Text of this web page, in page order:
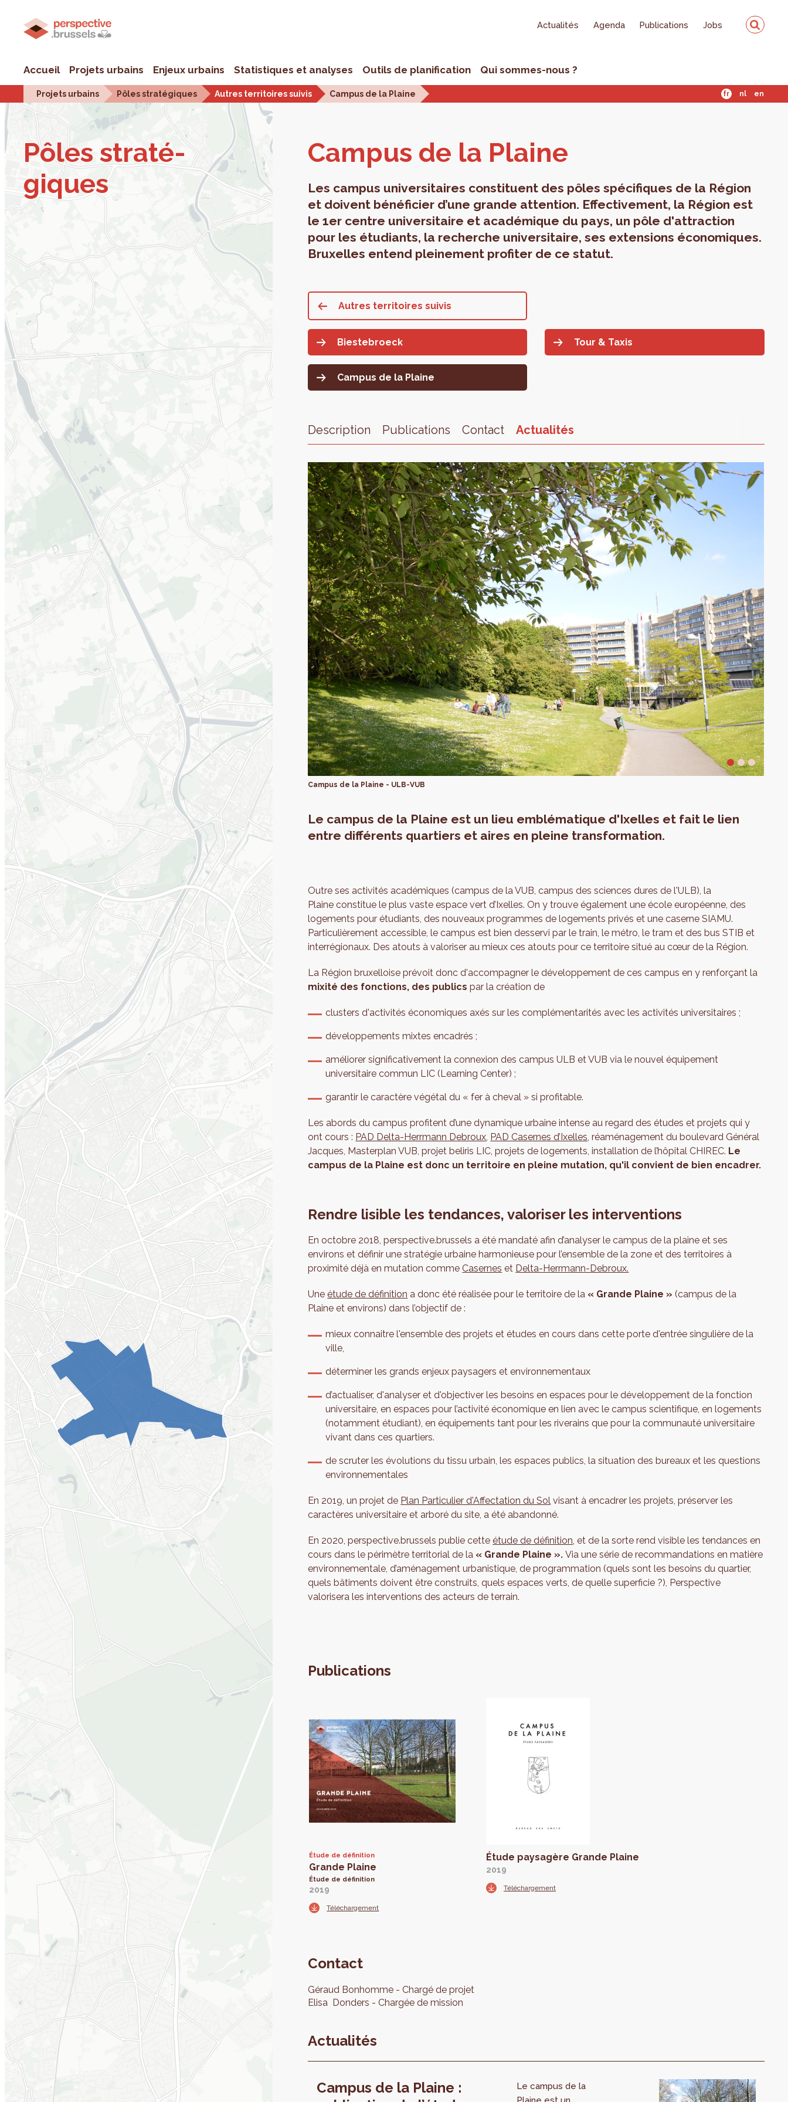
Actualités Agenda Publications Jobs
Accueil Projets urbains Enjeux urbains Statistiques et analyses Outils de planification Qui sommes-nous ?
Projets urbains Pôles stratégiques Autres territoires suivis Campus de la Plaine fr nl en
Pôles stra­té­
giques
Cam­pus de la Plaine
Les campus universitaires constituent des pôles spécifiques de la Région
et doivent bénéficier d’une grande attention. Effectivement, la Région est
le 1er centre universitaire et académique du pays, un pôle d'attraction
pour les étudiants, la recherche universitaire, ses extensions économiques.
Bruxelles entend pleinement profiter de ce statut.
Autres territoires suivis
Biestebroeck Tour & Taxis
Campus de la Plaine
Description Publications Contact Actualités
Campus de la Plaine - ULB-VUB
Le campus de la Plaine est un lieu emblématique d'Ixelles et fait le lien
entre différents quartiers et aires en pleine transformation.
Outre ses activités académiques (campus de la VUB, campus des sciences dures de l'ULB), la
Plaine constitue le plus vaste espace vert d’Ixelles. On y trouve également une école européenne, des
logements pour étudiants, des nouveaux programmes de logements privés et une caserne SIAMU.
Particulièrement accessible, le campus est bien desservi par le train, le métro, le tram et des bus STIB et
interrégionaux. Des atouts à valoriser au mieux ces atouts pour ce territoire situé au cœur de la Région.
La Région bruxelloise prévoit donc d'accompagner le développement de ces campus en y renforçant la
mixité des fonctions, des publicspar la création de
clusters d'activités économiques axés sur les complémentarités avec les activités universitaires ;
développements mixtes encadrés ;
améliorer significativement la connexion des campus ULB et VUB via le nouvel équipement
universitaire commun LIC (Learning Center) ;
garantir le caractère végétal du « fer à cheval » si profitable.
Les abords du campus profitent d’une dynamique urbaine intense au regard des études et projets qui y
ont cours : PAD Delta-Herrmann Debroux, PAD Casernes d’Ixelles, réaménagement du boulevard Général
Jacques, Masterplan VUB, projet beliris LIC, projets de logements, installation de l’hôpital CHIREC. Le
campus de la Plaine est donc un territoire en pleine mutation, qu'il convient de bien encadrer.
Rendre lisible les tendances, valoriser les interventions
En octobre 2018, perspective.brussels a été mandaté afin d’analyser le campus de la plaine et ses
environs et définir une stratégie urbaine harmonieuse pour l’ensemble de la zone et des territoires à
proximité déjà en mutation commeCasernes et Delta-Herrmann-Debroux.
Uneétude de définition a donc été réalisée pour le territoire de la « Grande Plaine » (campus de la
Plaine et environs) dans l’objectif de :
mieux connaitre l'ensemble des projets et études en cours dans cette porte d'entrée singulière de la
ville,
déterminer les grands enjeux paysagers et environnementaux
d’actualiser, d'analyser et d'objectiver les besoins en espaces pour le développement de la fonction
universitaire, en espaces pour l’activité économique en lien avec le campus scientifique, en logements
(notamment étudiant), en équipements tant pour les riverains que pour la communauté universitaire
vivant dans ces quartiers.
de scruter les évolutions du tissu urbain, les espaces publics, la situation des bureaux et les questions
environnementales
En 2019, un projet de Plan Particulier d'Affectation du Sol visant à encadrer les projets, préserver les
caractères universitaire et arboré du site, a été abandonné.
En 2020, perspective.brussels publie cetteétude de définition, et de la sorte rend visible les tendances en
cours dans le périmètre territorial de la « Grande Plaine ».Via une série de recommandations en matière
environnementale, d’aménagement urbanistique, de programmation (quels sont les besoins du quartier,
quels bâtiments doivent être construits, quels espaces verts, de quelle superficie ?), Perspective
valorisera les interventions des acteurs de terrain.
Publications
Étude de définition
Grande Plaine
Étude de définition
2019
Téléchargement
Étude paysagère Grande Plaine
2019
Téléchargement
Contact
Géraud Bonhomme
Chargé de projet
Elisa Donders Chargée de mission
Actualités
Campus de la Plaine :
Le campus de la